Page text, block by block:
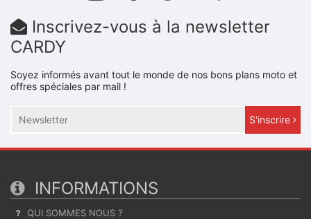
Inscrivez-vous à la newsletter
CARDY
Soyez informés avant tout le monde de nos bons plans moto et
offres spéciales par mail !
S'inscrire
INFORMATIONS
QUI SOMMES NOUS ?